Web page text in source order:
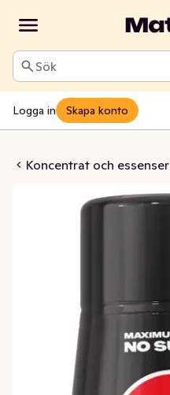
Sök
Logga in Skapa konto
Koncentrat och essenser
Pepsi Max